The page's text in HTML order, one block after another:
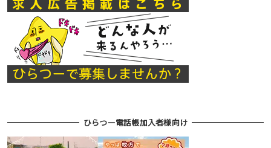
ひらつー電話帳加入者様向け